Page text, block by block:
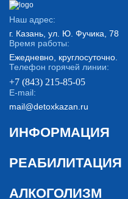
Наш адрес:
г. Казань, ул. Ю. Фучика, 78
Время работы:
Ежедневно, круглосуточно.
Телефон горячей линии:
+7 (843) 215-85-05
E-mail:
mail@detoxkazan.ru
ИНФОРМАЦИЯ
РЕАБИЛИТАЦИЯ
АЛКОГОЛИЗМ